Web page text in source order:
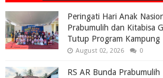
Peringati Hari Anak
Prabumulih dan Kitabisa
Tutup Program Kampung
August 02, 2026 0
RS AR Bunda